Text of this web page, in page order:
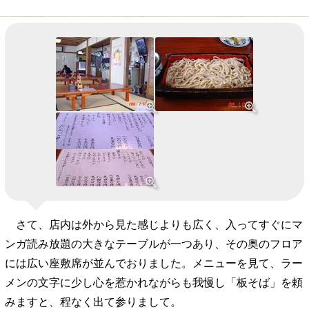
さて、店内は外から見た感じよりも広く、入ってすぐにマ
ンガ読み放題の大きなテーブルが一つあり、その奥のフロア
には広い座敷席が並んでおりました。メニューを見て、ラー
メンの文字に少し心を惹かれながらも我慢し「板そば」を頼
みますと、程なく出て参りまして。